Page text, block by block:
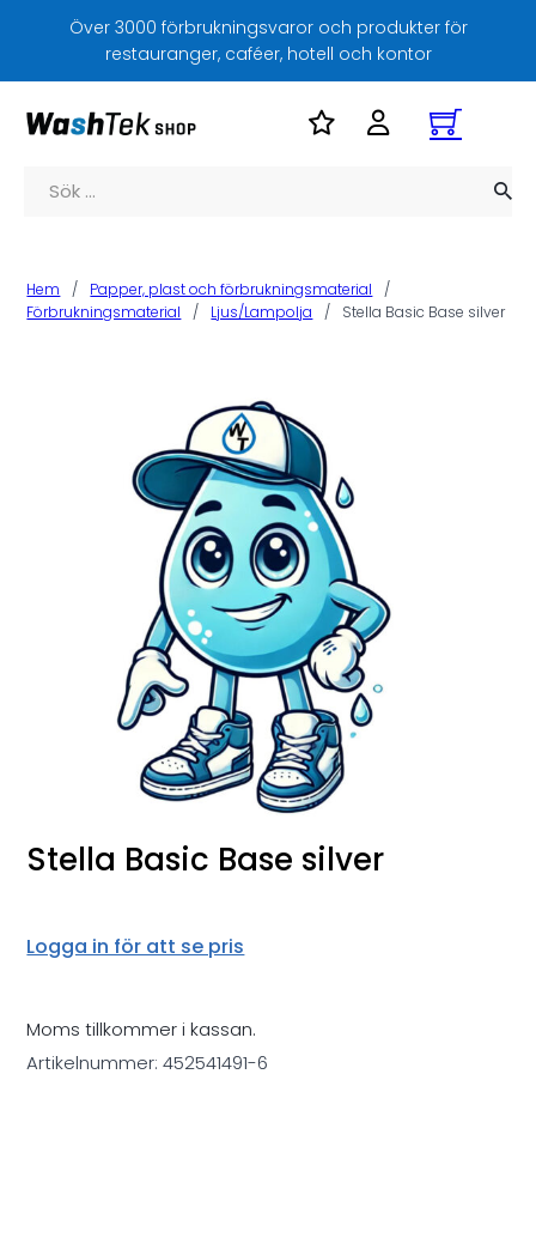
Över 3000 förbrukningsvaror och produkter för
restauranger, caféer, hotell och kontor
Sök
Hem / Papper, plast och förbrukningsmaterial
/
Förbrukningsmaterial
/ Ljus/Lampolja / Stella Basic Base silver
Stella Basic Base silver
Logga in för att se pris
Moms tillkommer i kassan.
Artikelnummer:452541491-6